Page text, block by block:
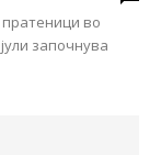
во
започнува